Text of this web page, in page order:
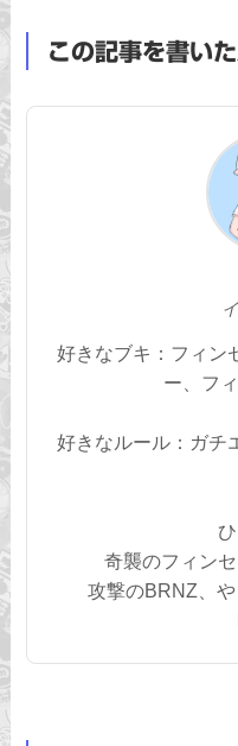
この記事を書い
好きなブキ：フィン
ー、フ
好きなルール：ガチ
奇襲のフィン
攻撃のBRNZ、や